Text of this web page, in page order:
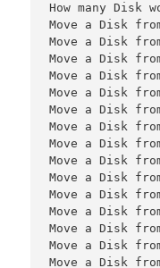
How many Disk
Move a Disk
Move a Disk
Move a Disk
Move a Disk
Move a Disk
Move a Disk
Move a Disk
Move a Disk
Move a Disk
Move a Disk
Move a Disk
Move a Disk
Move a Disk
Move a Disk